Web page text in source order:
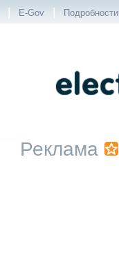
| E-Gov | Подробности
Реклама